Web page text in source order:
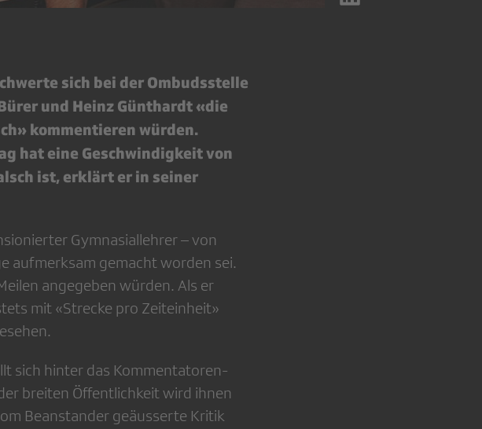
sich bei der Ombudsstelle
und Heinz Günthardt «die
kommentieren würden.
hat eine Geschwindigkeit von
ist, erklärt er in seiner
Gymnasiallehrer – von
aufmerksam gemacht worden sei.
angegeben würden. Als er
mit «Strecke pro Zeiteinheit»
sich hinter das Kommentatoren-
breiten Öffentlichkeit wird ihnen
Beanstander geäusserte Kritik